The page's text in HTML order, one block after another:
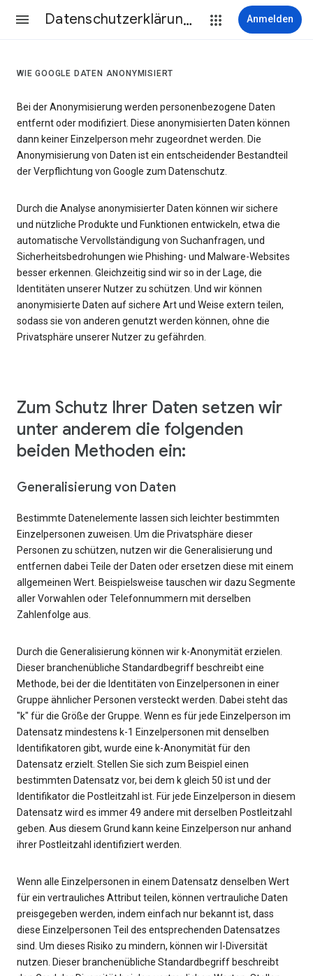
Datenschutzerklärung & Nutzungsbedingungen Anmelden
WIE GOOGLE DATEN ANONYMISIERT
Bei der Anonymisierung werden personenbezogene Daten
entfernt oder modifiziert. Diese anonymisierten Daten können
dann keiner Einzelperson mehr zugeordnet werden. Die
Anonymisierung von Daten ist ein entscheidender Bestandteil
der Verpflichtung von Google zum Datenschutz.
Durch die Analyse anonymisierter Daten können wir sichere
und nützliche Produkte und Funktionen entwickeln, etwa die
automatische Vervollständigung von Suchanfragen, und
Sicherheitsbedrohungen wie Phishing- und Malware-Websites
besser erkennen. Gleichzeitig sind wir so in der Lage, die
Identitäten unserer Nutzer zu schützen. Und wir können
anonymisierte Daten auf sichere Art und Weise extern teilen,
sodass sie von anderen genutzt werden können, ohne die
Privatsphäre unserer Nutzer zu gefährden.
Zum Schutz Ihrer Daten setzen wir
unter anderem die folgenden
beiden Methoden ein:
Generalisierung von Daten
Bestimmte Datenelemente lassen sich leichter bestimmten
Einzelpersonen zuweisen. Um die Privatsphäre dieser
Personen zu schützen, nutzen wir die Generalisierung und
entfernen dabei Teile der Daten oder ersetzen diese mit einem
allgemeinen Wert. Beispielsweise tauschen wir dazu Segmente
aller Vorwahlen oder Telefonnummern mit derselben
Zahlenfolge aus.
Durch die Generalisierung können wir k-Anonymität erzielen.
Dieser branchenübliche Standardbegriff beschreibt eine
Methode, bei der die Identitäten von Einzelpersonen in einer
Gruppe ähnlicher Personen versteckt werden. Dabei steht das
"k" für die Größe der Gruppe. Wenn es für jede Einzelperson im
Datensatz mindestens k-1 Einzelpersonen mit denselben
Identifikatoren gibt, wurde eine k-Anonymität für den
Datensatz erzielt. Stellen Sie sich zum Beispiel einen
bestimmten Datensatz vor, bei dem k gleich 50 ist und der
Identifikator die Postleitzahl ist. Für jede Einzelperson in diesem
Datensatz wird es immer 49 andere mit derselben Postleitzahl
geben. Aus diesem Grund kann keine Einzelperson nur anhand
ihrer Postleitzahl identifiziert werden.
Wenn alle Einzelpersonen in einem Datensatz denselben Wert
für ein vertrauliches Attribut teilen, können vertrauliche Daten
preisgegeben werden, indem einfach nur bekannt ist, dass
diese Einzelpersonen Teil des entsprechenden Datensatzes
sind. Um dieses Risiko zu mindern, können wir l-Diversität
nutzen. Dieser branchenübliche Standardbegriff beschreibt